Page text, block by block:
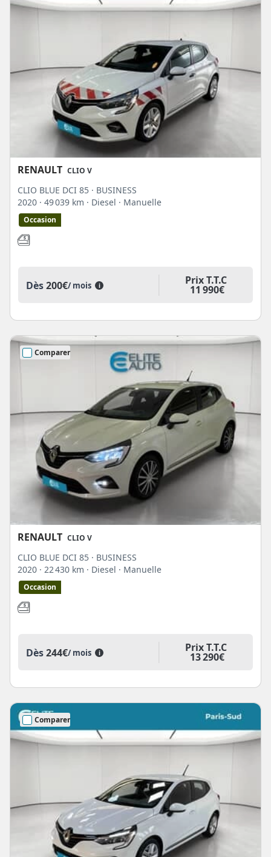
RENAULT CLIO V
CLIO BLUE DCI 85 · BUSINESS
2020 · 49 039 km · Diesel · Manuelle
Occasion
Dès200€/ mois i Prix T.T.C
11 990€
Comparer
RENAULT CLIO V
CLIO BLUE DCI 85 · BUSINESS
2020 · 22 430 km · Diesel · Manuelle
Occasion
Dès244€/ mois i Prix T.T.C
13 290€
Comparer